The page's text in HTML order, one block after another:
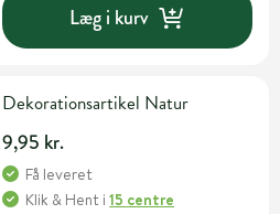
Læg i kurv
Dekorationsartikel Natur
9,95 kr.
Få leveret
Klik & Hent i15 centre